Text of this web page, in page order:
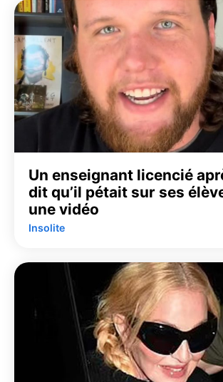
Un enseignant licencié
dit qu’il pétait sur ses
une vidéo
Insolite